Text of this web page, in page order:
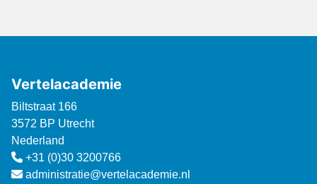
Vertelacademie
Biltstraat 166
3572 BP Utrecht
Nederland
+31 (0)30 3200766
administratie@vertelacademie.nl